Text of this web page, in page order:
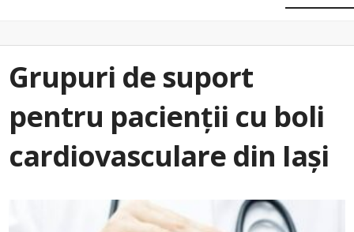
Grupuri de suport
pentru pacienții cu boli
cardiovasculare din Iași